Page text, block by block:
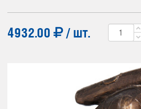
4932.00 / шт.